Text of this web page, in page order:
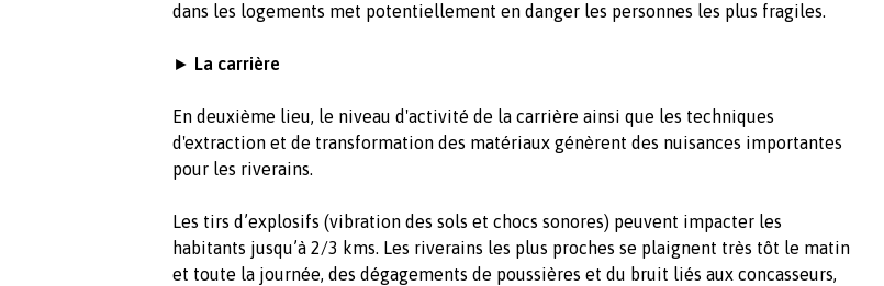
dans les logements met potentiellement en danger les personnes les plus fragiles.
► La carrière
En deuxième lieu, le niveau d'activité de la carrière ainsi que les techniques
d'extraction et de transformation des matériaux génèrent des nuisances importantes
pour les riverains.
Les tirs d’explosifs (vibration des sols et chocs sonores) peuvent impacter les
habitants jusqu’à 2/3 kms. Les riverains les plus proches se plaignent très tôt le matin
et toute la journée, des dégagements de poussières et du bruit liés aux concasseurs,